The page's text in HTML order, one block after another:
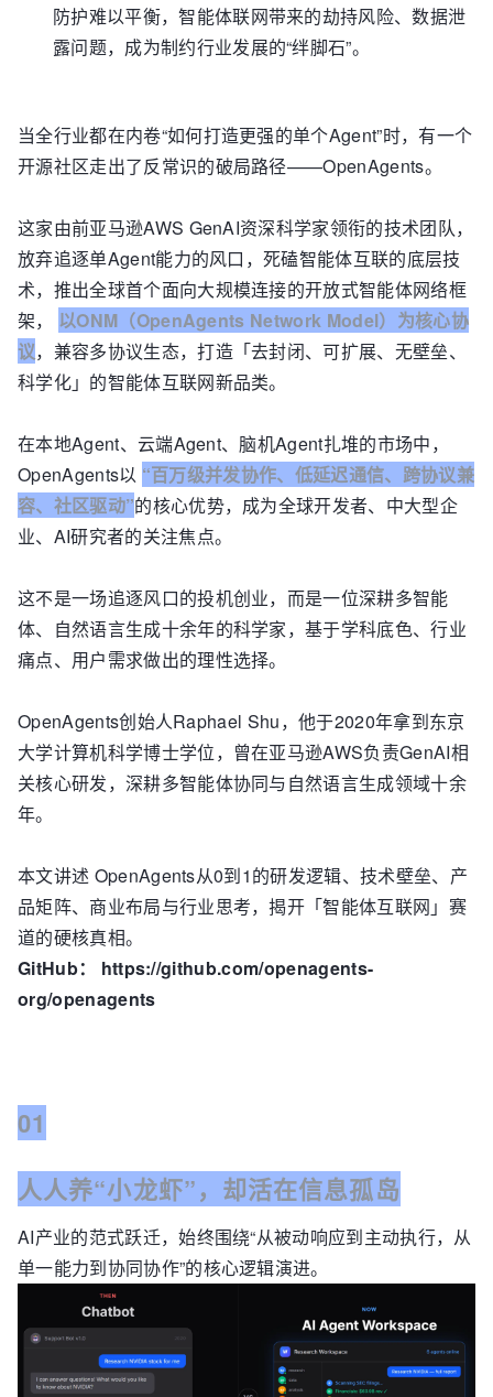
防护难以平衡，智能体联网带来的劫持风险、数据泄
露问题，成为制约行业发展的“绊脚石”。
当全行业都在内卷“如何打造更强的单个Agent”时，有一个
开源社区走出了反常识的破局路径——OpenAgents。
这家由前亚马逊AWS GenAI资深科学家领衔的技术团队，
放弃追逐单Agent能力的风口，死磕智能体互联的底层技
术，推出全球首个面向大规模连接的开放式智能体网络框
架， 以ONM（OpenAgents Network Model）为核心协
议，兼容多协议生态，打造「去封闭、可扩展、无壁垒、
科学化」的智能体互联网新品类。
在本地Agent、云端Agent、脑机Agent扎堆的市场中，
OpenAgents以 “百万级并发协作、低延迟通信、跨协议兼
容、社区驱动”的核心优势，成为全球开发者、中大型企
业、AI研究者的关注焦点。
这不是一场追逐风口的投机创业，而是一位深耕多智能
体、自然语言生成十余年的科学家，基于学科底色、行业
痛点、用户需求做出的理性选择。
OpenAgents创始人Raphael Shu，他于2020年拿到东京
大学计算机科学博士学位，曾在亚马逊AWS负责GenAI相
关核心研发，深耕多智能体协同与自然语言生成领域十余
年。
本文讲述 OpenAgents从0到1的研发逻辑、技术壁垒、产
品矩阵、商业布局与行业思考，揭开「智能体互联网」赛
道的硬核真相。
GitHub：
https://github.com/openagents-
org/openagents
01
人人养“小龙虾”，却活在信息孤岛
AI产业的范式跃迁，始终围绕“从被动响应到主动执行，从
单一能力到协同协作”的核心逻辑演进。